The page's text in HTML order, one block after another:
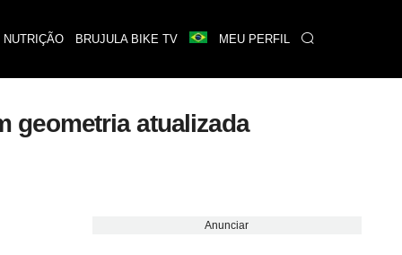
BRUJULA BIKE TV MEU PERFIL
geometria atualizada
Anunciar